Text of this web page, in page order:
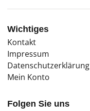
Wichtiges
Kontakt
Impressum
Datenschutzerklärung
Mein Konto
Folgen Sie uns